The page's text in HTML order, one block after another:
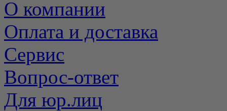
О компании
Оплата и доставка
Сервис
Вопрос-ответ
Для юр.лиц